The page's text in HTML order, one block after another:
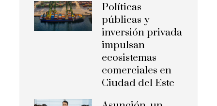
Políticas
públicas y
inversión privada
impulsan
ecosistemas
comerciales en
Ciudad del Este